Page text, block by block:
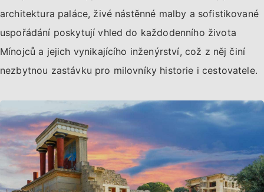
architektura paláce, živé nástěnné malby a sofistikované
uspořádání poskytují vhled do každodenního života
Mínojců a jejich vynikajícího inženýrství, což z něj činí
nezbytnou zastávku pro milovníky historie i cestovatele.